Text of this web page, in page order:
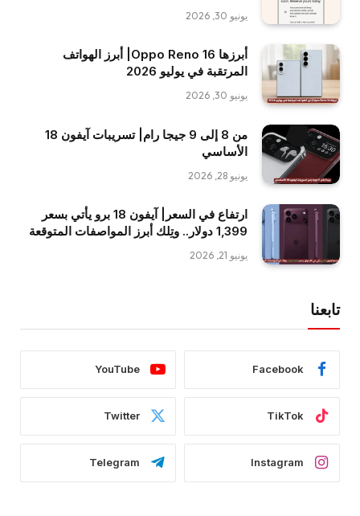
يونيو 30, 2026
أبرزها Oppo Reno 16| أبرز الهواتف
المرتقبة في يوليو 2026
يونيو 30, 2026
من 8 إلى 9 جيجا رام| تسريبات آيفون 18
الأساسي
يونيو 28, 2026
ارتفاع في السعر| آيفون 18 برو يأتي بسعر
1,399 دولار.. وتِلك أبرز المواصفات المتوقعة
يونيو 21, 2026
تابعنا
Facebook
YouTube
TikTok
Twitter
Instagram
Telegram